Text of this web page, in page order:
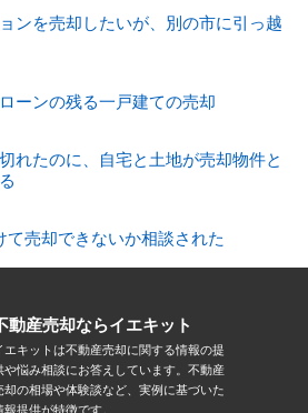
ンを売却したいが、別の市に引っ越
ーンの残る一戸建ての売却
れたのに、自宅と土地が売却物件と
て売却できないか相談された
動産売却ならイエキット
エキットは不動産売却に関する情報の提
や悩み相談にお答えしています。不動産
却の相場や体験談など、実例に基づいた
報提供が特徴です。